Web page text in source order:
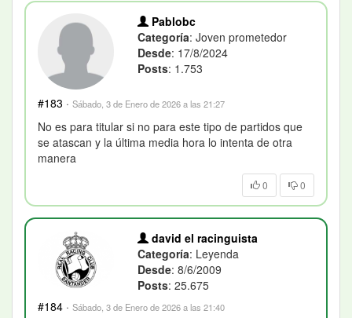
Pablobc
Categoría: Joven prometedor
Desde: 17/8/2024
Posts: 1.753
#183 · Sábado, 3 de Enero de 2026 a las 21:27
No es para titular si no para este tipo de partidos que
se atascan y la última media hora lo intenta de otra
manera
0 0
david el racinguista
Categoría: Leyenda
Desde: 8/6/2009
Posts: 25.675
#184 · Sábado, 3 de Enero de 2026 a las 21:40